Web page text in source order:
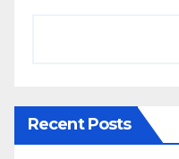
Recent Posts